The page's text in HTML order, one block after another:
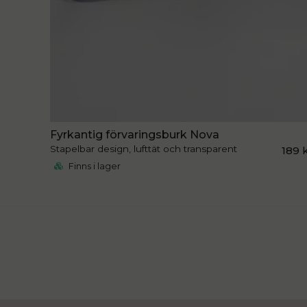
Fyrkantig förvaringsburk Nova
Stapelbar design, lufttät och transparent 189
Finns i lager